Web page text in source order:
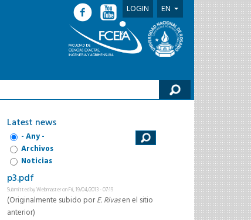
LOGIN EN
Latest news
- Any -
Archivos
Noticias
p3.pdf
Submitted byWebmasteron Fri, 19/04/2013 - 07:19
(Originalmente subido porE. Rivasen el sitio
anterior)